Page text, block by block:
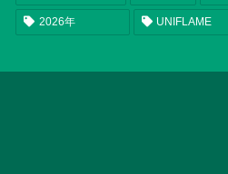
2026年 UNIFLAME